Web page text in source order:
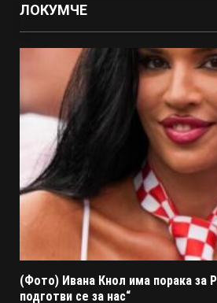
ЛОКУМЧЕ
(Фото) Ивана Кнол има порака за
подготви се за нас“